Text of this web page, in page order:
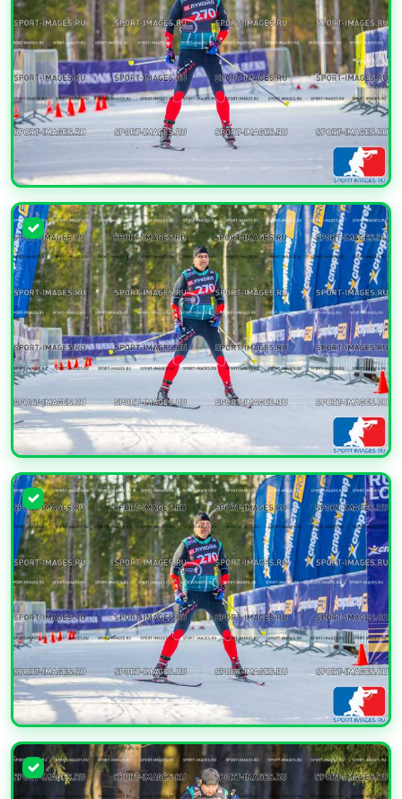
УВЕЛИЧИТЬ
УВЕЛИЧИТЬ
УВЕЛИЧИТЬ